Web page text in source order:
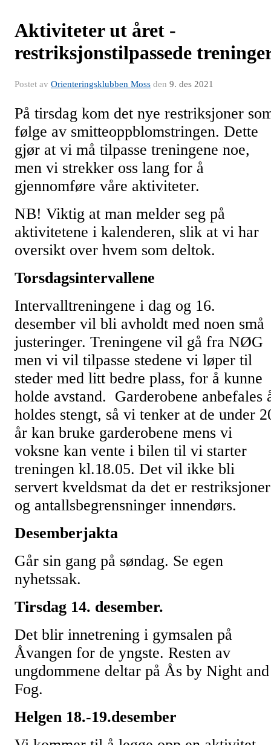
Aktiviteter ut året -
restriksjonstilpassede
Postet av Orienteringsklubben Moss den 9. des 2021
På tirsdag kom det nye restriksjoner
følge av smitteoppblomstringen. Dette
gjør at vi må tilpasse treningene noe,
men vi strekker oss lang for å
gjennomføre våre aktiviteter.
NB! Viktig at man melder seg på
aktivitetene i kalenderen, slik at vi har
oversikt over hvem som deltok.
Torsdagsintervallene
Intervalltreningene i dag og 16.
desember vil bli avholdt med noen små
justeringer. Treningene vil gå fra NØG
men vi vil tilpasse stedene vi løper til
steder med litt bedre plass, for å kunne
holde avstand. Garderobene anbefales
holdes stengt, så vi tenker at de under
år kan bruke garderobene mens vi
voksne kan vente i bilen til vi starter
treningen kl.18.05. Det vil ikke bli
servert kveldsmat da det er restriksjoner
og antallsbegrensninger innendørs.
Desemberjakta
Går sin gang på søndag. Se egen
nyhetssak.
Tirsdag 14. desember.
Det blir innetrening i gymsalen på
Åvangen for de yngste. Resten av
ungdommene deltar på Ås by Night and
Fog.
Helgen 18.-19.desember